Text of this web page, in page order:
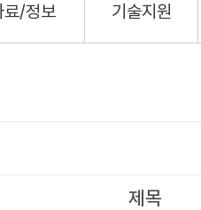
료/정보 기술지원
제목